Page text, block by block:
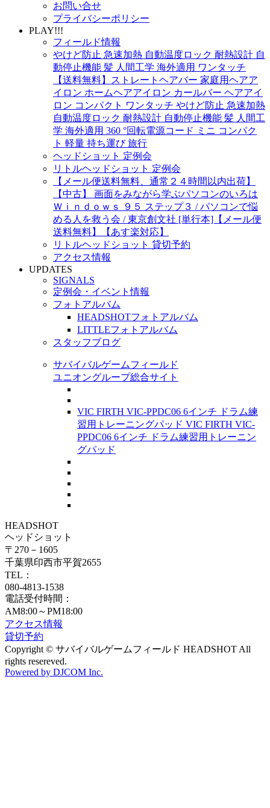
お問い合せ
プライバシーポリシー
PLAY!!!
フィールド情報
やけど防止 急速加熱 自動温度ロック 耐熱設計 自
動停止機能 髪 人間工学 海外適用 ワンタッチ
【送料無料】ストレートヘアバー 家庭用ヘアア
イロン ホームヘアアイロン カールバー ヘアアイ
ロン コンパクト ワンタッチ やけど防止 急速加熱
自動温度ロック 耐熱設計 自動停止機能 髪 人間工
学 海外適用 360 °回転電源コード ミニ コンパク
ト 軽量 持ち運び 旅行
ヘッドショット 定例会
リトルヘッドショット 定例会
【メール便送料無料、通常２４時間以内出荷】
【中古】 画面をみながら学ぶパソコンのいろは
Ｗｉｎｄｏｗｓ ９５ ステップ３ / パソコンで悩
める人を救う会 / 東京創文社 [単行本]【メール便
送料無料】【あす楽対応】
リトルヘッドショット 貸切予約
アクセス情報
UPDATES
SIGNALS
定例会・イベント情報
フォトアルバム
HEADSHOTフォトアルバム
LITTLEフォトアルバム
スタッフブログ
サバイバルゲームフィールド
ユニオングループ総合サイト
VIC FIRTH VIC-PPDC06 6インチ ドラム練
習用トレーニングパッド VIC FIRTH VIC-
PPDC06 6インチ ドラム練習用トレーニン
グパッド
HEADSHOT
ヘッドショット
〒270－1605
千葉県印西市平賀2655
TEL：
080-4813-1538
電話受付時間：
AM8:00～PM18:00
アクセス情報
貸切予約
Copyright © サバイバルゲームフィールド HEADSHOT All
rights resereved.
Powered by DJCOM Inc.